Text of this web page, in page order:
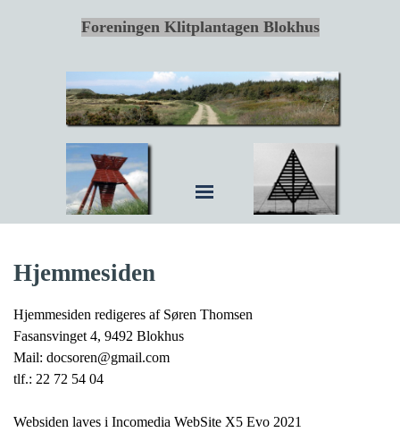
Foreningen Klitplantagen Blokhus
Hjemmesiden
Hjemmesiden redigeres af Søren Thomsen
Fasansvinget 4, 9492 Blokhus
Mail: docsoren@gmail.com
tlf.: 22 72 54 04
Websiden laves i Incomedia WebSite X5 Evo 2021